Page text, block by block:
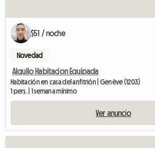
$51 / noche
Novedad
Alquilo Habitacion Equipada
Habitación en casa del anfitrión | Genève (1203)
1 pers. | 1 semana mínimo
Ver anuncio